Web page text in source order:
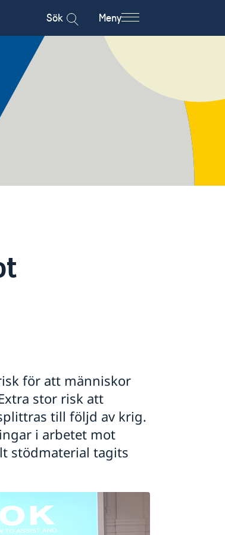
Sök Meny
för att människor
stor risk att
till följd av krig.
i arbetet mot
stödmaterial tagits